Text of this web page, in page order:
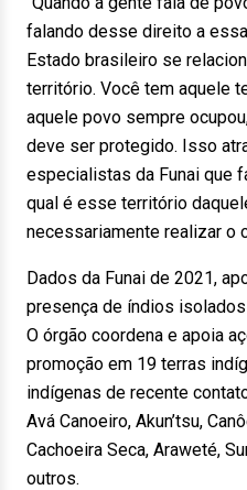
falando desse direito a
Estado brasileiro se
território. Você tem aquele
aquele povo sempre
deve ser protegido. Isso
especialistas da Funai que
qual é esse território
necessariamente realizar o
Dados da Funai de 2021,
presença de índios
O órgão coordena e apoia
promoção em 19 terras
indígenas de recente
Avá Canoeiro, Akun’tsu,
Cachoeira Seca, Araweté,
outros.